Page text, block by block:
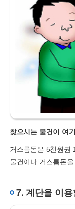
찾으시는 물건이 여
거스름돈은 5천원권
물건이나 거스름돈
7. 계단을 이